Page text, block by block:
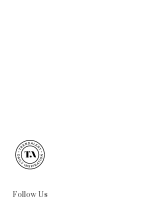
Follow Us